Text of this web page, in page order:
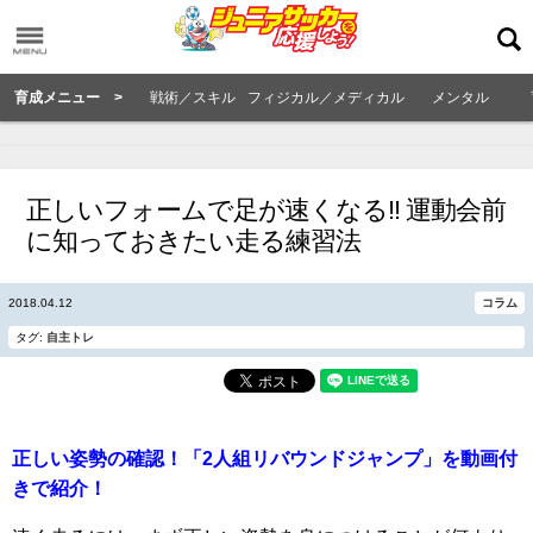
育成メニュー > 戦術／スキル フィジカル／メディカル メンタル
正しいフォームで足が速くなる!! 運動会前
に知っておきたい走る練習法
2018.04.12 コラム
タグ: 自主トレ
正しい姿勢の確認！「2人組リバウンドジャンプ」を動画付
きで紹介！